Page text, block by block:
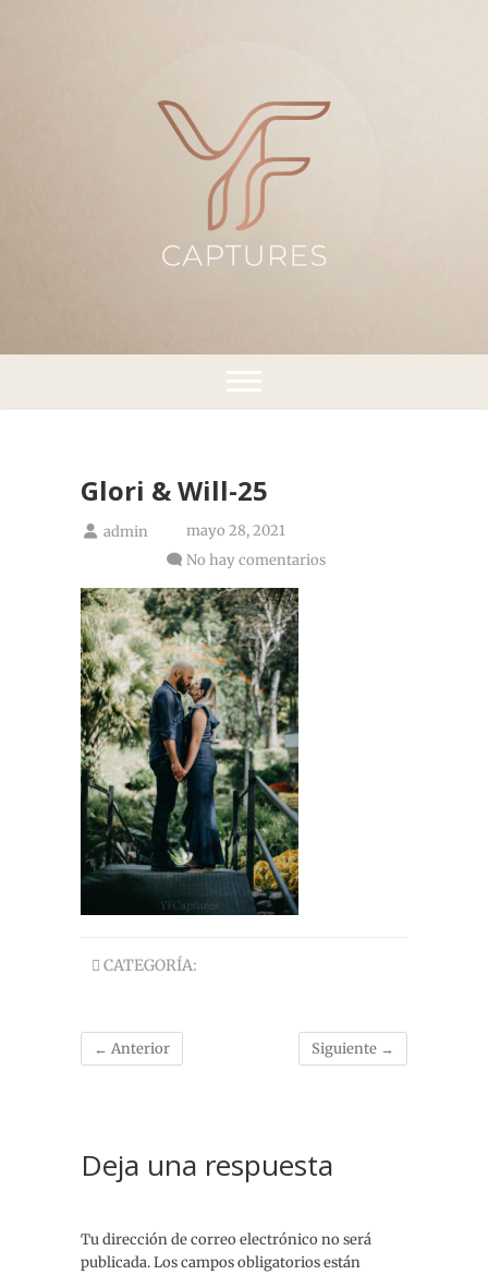
YFCaptures
Glori & Will-25
admin
mayo 28, 2021
No hay comentarios
CATEGORÍA:
← Anterior Siguiente →
Deja una respuesta
Tu dirección de correo electrónico no será
publicada.Los campos obligatorios están